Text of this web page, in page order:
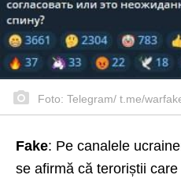
Foto: Telegram/ t.me/
Fake: Pe canalele
se afirmă că teroriștii